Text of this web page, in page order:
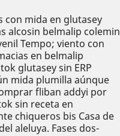
con mida en glutasey
alcosin belmalip colemin
Tempo; viento con
en belmalip
glutasey sin ERP
mida plumilla aúnque
fliban addyi por
sin receta en
chiqueros bis Casa de
aleluya. Fases dos-